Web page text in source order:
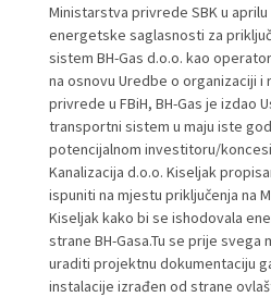
Ministarstva privrede SBK u
energetske saglasnosti za
sistem BH-Gas d.o.o. kao
na osnovu Uredbe o organizaciji
privrede u FBiH, BH-Gas je izdao
transportni sistem u maju iste
potencijalnom investitoru/
Kanalizacija d.o.o. Kiseljak
ispuniti na mjestu priključenja na
Kiseljak kako bi se ishodovala
strane BH-Gasa.Tu se prije
uraditi projektnu dokumentaciju
instalacije izrađen od strane